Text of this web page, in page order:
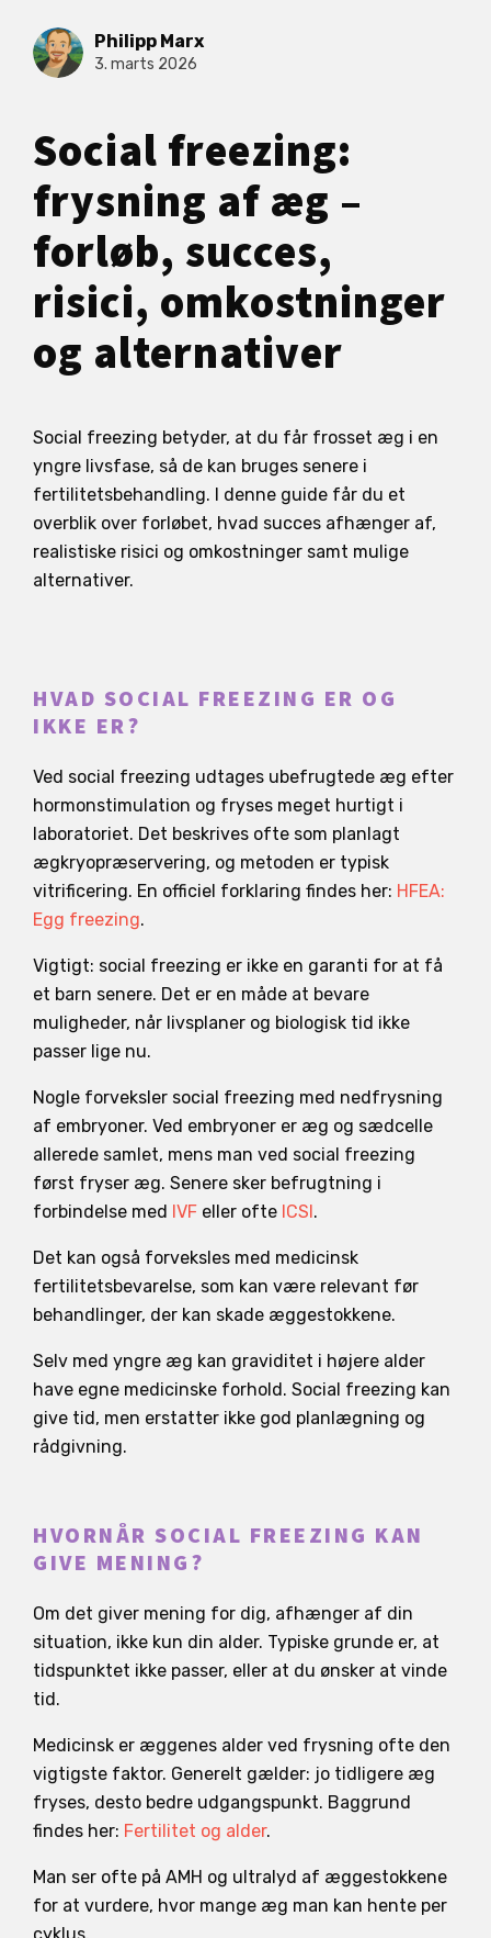
Philipp Marx
3. marts 2026
Social freezing:
frysning af æg –
forløb, succes,
risici, omkostninger
og alternativer
Social freezing betyder, at du får frosset æg i en
yngre livsfase, så de kan bruges senere i
fertilitetsbehandling. I denne guide får du et
overblik over forløbet, hvad succes afhænger af,
realistiske risici og omkostninger samt mulige
alternativer.
HVAD SOCIAL FREEZING ER OG
IKKE ER?
Ved social freezing udtages ubefrugtede æg efter
hormonstimulation og fryses meget hurtigt i
laboratoriet. Det beskrives ofte som planlagt
ægkryopræservering, og metoden er typisk
vitrificering. En officiel forklaring findes her: HFEA:
Egg freezing.
Vigtigt: social freezing er ikke en garanti for at få
et barn senere. Det er en måde at bevare
muligheder, når livsplaner og biologisk tid ikke
passer lige nu.
Nogle forveksler social freezing med nedfrysning
af embryoner. Ved embryoner er æg og sædcelle
allerede samlet, mens man ved social freezing
først fryser æg. Senere sker befrugtning i
forbindelse med IVF eller ofte ICSI.
Det kan også forveksles med medicinsk
fertilitetsbevarelse, som kan være relevant før
behandlinger, der kan skade æggestokkene.
Selv med yngre æg kan graviditet i højere alder
have egne medicinske forhold. Social freezing kan
give tid, men erstatter ikke god planlægning og
rådgivning.
HVORNÅR SOCIAL FREEZING KAN
GIVE MENING?
Om det giver mening for dig, afhænger af din
situation, ikke kun din alder. Typiske grunde er, at
tidspunktet ikke passer, eller at du ønsker at vinde
tid.
Medicinsk er æggenes alder ved frysning ofte den
vigtigste faktor. Generelt gælder: jo tidligere æg
fryses, desto bedre udgangspunkt. Baggrund
findes her: Fertilitet og alder.
Man ser ofte på AMH og ultralyd af æggestokkene
for at vurdere, hvor mange æg man kan hente per
cyklus.